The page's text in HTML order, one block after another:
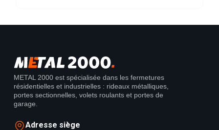
METAL 2000 est spécialisée dans les fermetures
résidentielles et industrielles : rideaux métalliques,
portes sectionnelles, volets roulants et portes de
garage.
Adresse siège